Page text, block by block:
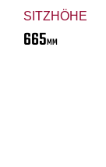
SITZHÖHE
665MM